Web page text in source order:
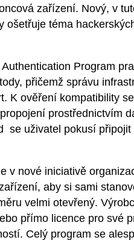
zařízení. Nový, v
ošetřuje téma
Program
přičemž správu
K ověření kompatibility
prostřednictvím
se uživatel pokusí
v nové iniciativě
aby si sami
velmi otevřený.
přímo licence pro své
Celý program se